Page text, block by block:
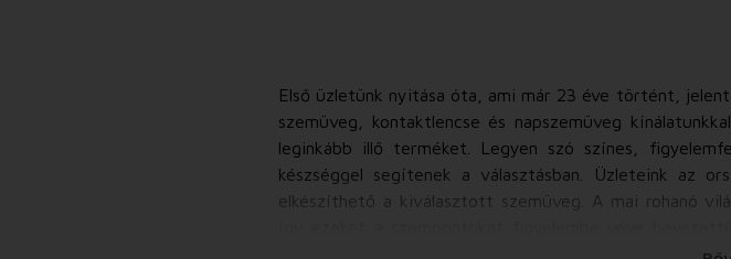
Első üzletünk nyitása óta, ami már 23 éve történt,
szemüveg, kontaktlencse és napszemüveg
leginkább illő terméket. Legyen szó színes,
készséggel segítenek a választásban. Üzleteink az
elkészíthető a kiválasztott szemüveg. A mai rohanó
Célunk, hogy mindenki kiteljesedhessen a szemüveg